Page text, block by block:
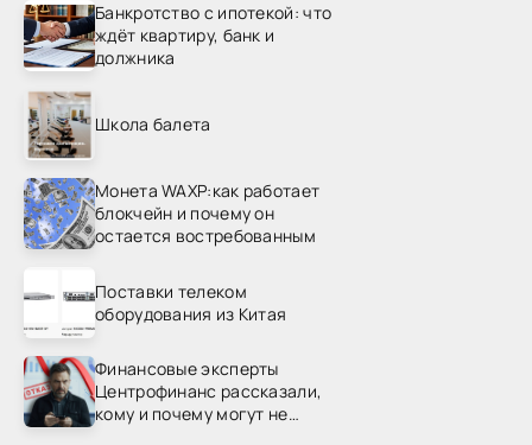
Банкротство с ипотекой: что
ждёт квартиру, банк и
должника
Школа балета
Монета WAXP:как работает
блокчейн и почему он
остается востребованным
Поставки телеком
оборудования из Китая
Финансовые эксперты
Центрофинанс рассказали,
кому и почему могут не